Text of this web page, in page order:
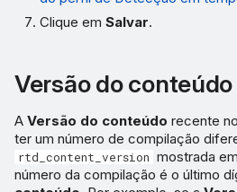
Clique emSalvar.
Versão do conteúdo
A Versão do conteúdo recente
ter um número de compilação
rtd_content_version mostrada
número da compilação é o último